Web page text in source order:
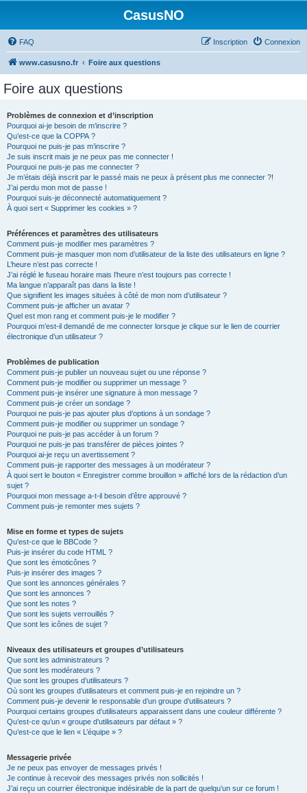
CasusNO
FAQ Connexion
Inscription
www.casusno.fr Foire aux questions
Foire aux questions
Problèmes de connexion et d’inscription
Pourquoi ai-je besoin de m’inscrire ?
Qu’est-ce que la COPPA ?
Pourquoi ne puis-je pas m’inscrire ?
Je suis inscrit mais je ne peux pas me connecter !
Pourquoi ne puis-je pas me connecter ?
Je m’étais déjà inscrit par le passé mais ne peux à présent plus me connecter ?!
J’ai perdu mon mot de passe !
Pourquoi suis-je déconnecté automatiquement ?
À quoi sert « Supprimer les cookies » ?
Préférences et paramètres des utilisateurs
Comment puis-je modifier mes paramètres ?
Comment puis-je masquer mon nom d’utilisateur de la liste des utilisateurs en ligne ?
L’heure n’est pas correcte !
J’ai réglé le fuseau horaire mais l’heure n’est toujours pas correcte !
Ma langue n’apparaît pas dans la liste !
Que signifient les images situées à côté de mon nom d’utilisateur ?
Comment puis-je afficher un avatar ?
Quel est mon rang et comment puis-je le modifier ?
Pourquoi m’est-il demandé de me connecter lorsque je clique sur le lien de courrier
électronique d’un utilisateur ?
Problèmes de publication
Comment puis-je publier un nouveau sujet ou une réponse ?
Comment puis-je modifier ou supprimer un message ?
Comment puis-je insérer une signature à mon message ?
Comment puis-je créer un sondage ?
Pourquoi ne puis-je pas ajouter plus d’options à un sondage ?
Comment puis-je modifier ou supprimer un sondage ?
Pourquoi ne puis-je pas accéder à un forum ?
Pourquoi ne puis-je pas transférer de pièces jointes ?
Pourquoi ai-je reçu un avertissement ?
Comment puis-je rapporter des messages à un modérateur ?
À quoi sert le bouton « Enregistrer comme brouillon » affiché lors de la rédaction d’un
sujet ?
Pourquoi mon message a-t-il besoin d’être approuvé ?
Comment puis-je remonter mes sujets ?
Mise en forme et types de sujets
Qu’est-ce que le BBCode ?
Puis-je insérer du code HTML ?
Que sont les émoticônes ?
Puis-je insérer des images ?
Que sont les annonces générales ?
Que sont les annonces ?
Que sont les notes ?
Que sont les sujets verrouillés ?
Que sont les icônes de sujet ?
Niveaux des utilisateurs et groupes d’utilisateurs
Que sont les administrateurs ?
Que sont les modérateurs ?
Que sont les groupes d’utilisateurs ?
Où sont les groupes d’utilisateurs et comment puis-je en rejoindre un ?
Comment puis-je devenir le responsable d’un groupe d’utilisateurs ?
Pourquoi certains groupes d’utilisateurs apparaissent dans une couleur différente ?
Qu’est-ce qu’un « groupe d’utilisateurs par défaut » ?
Qu’est-ce que le lien « L’équipe » ?
Messagerie privée
Je ne peux pas envoyer de messages privés !
Je continue à recevoir des messages privés non sollicités !
J’ai reçu un courrier électronique indésirable de la part de quelqu’un sur ce forum !